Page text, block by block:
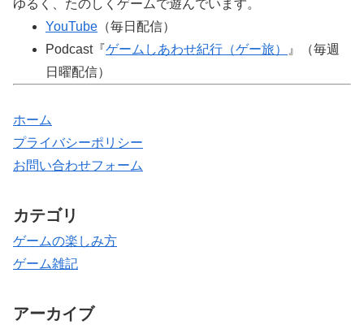
ゆるく、たのしくゲームで遊んでいます。
YouTube （毎日配信）
Podcast『ゲームしあわせ紀行（ゲー旅）
』（毎週
日曜配信）
ホーム
プライバシーポリシー
お問い合わせフォーム
カテゴリ
ゲームの楽しみ方
ゲーム雑記
アーカイブ